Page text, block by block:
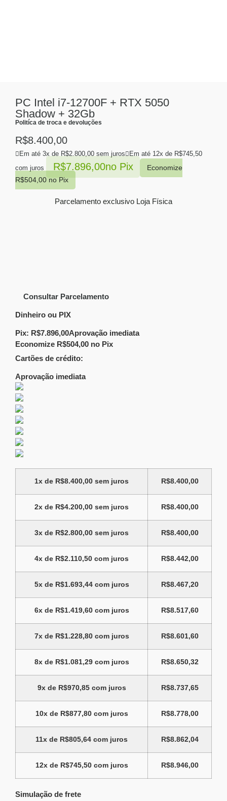
PC Intel i7-12700F + RTX 5050
Shadow + 32Gb
Politíca de troca e devoluções
R$8.400,00
Em até 3x de R$2.800,00 sem juros Em até 12x de R$745,50
com juros
R$7.896,00no Pix
Economize
R$504,00 no Pix
Parcelamento exclusivo Loja Física
Consultar Parcelamento
Dinheiro ou PIX
Pix: R$7.896,00Aprovação imediata
Economize R$504,00 no Pix
Cartões de crédito:
Aprovação imediata
1x de R$8.400,00 sem juros R$8.400,00
2x de R$4.200,00 sem juros R$8.400,00
3x de R$2.800,00 sem juros R$8.400,00
4x de R$2.110,50 com juros R$8.442,00
5x de R$1.693,44com juros R$8.467,20
6x de R$1.419,60com juros R$8.517,60
7x de R$1.228,80com juros R$8.601,60
8x de R$1.081,29com juros R$8.650,32
9x de R$970,85com juros R$8.737,65
10x de R$877,80com juros R$8.778,00
11x de R$805,64 com juros R$8.862,04
12x de R$745,50com juros R$8.946,00
Simulação de frete